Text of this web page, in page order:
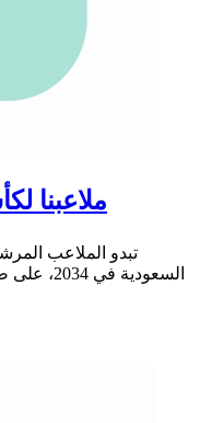
ملاعبنا
تبدو الملاعب
السعودية